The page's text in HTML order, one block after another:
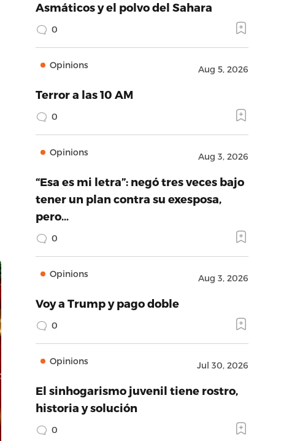
Asmáticos y el polvo del Sahara
0
Opinions Aug 5, 2026
Terror a las 10 AM
0
Opinions Aug 3, 2026
“Esa es mi letra”: negó tres veces bajo
tener un plan contra su exesposa,
pero…
0
Opinions Aug 3, 2026
Voy a Trump y pago doble
0
Opinions Jul 30, 2026
El sinhogarismo juvenil tiene rostro,
historia y solución
0